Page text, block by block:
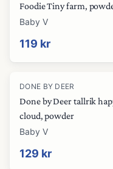
Foodie Tiny farm,
Baby V
119 kr
DONE BY DEER
Done by Deer tallrik
cloud, powder
Baby V
129 kr